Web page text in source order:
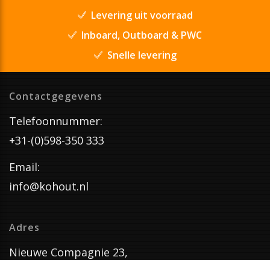
Levering uit voorraad
Inboard, Outboard & PWC
Snelle levering
Contactgegevens
Telefoonnummer:
+31-(0)598-350 333
Email:
info@kohout.nl
Adres
Nieuwe Compagnie 23,